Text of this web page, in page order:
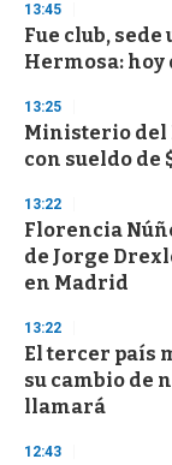
n
d
s
13:45
Fue club,
Hermosa:
13:25
Ministerio
con sueldo de
13:22
Florencia
de Jorge
en Madrid
13:22
El tercer país
su cambio de
llamará
12:43